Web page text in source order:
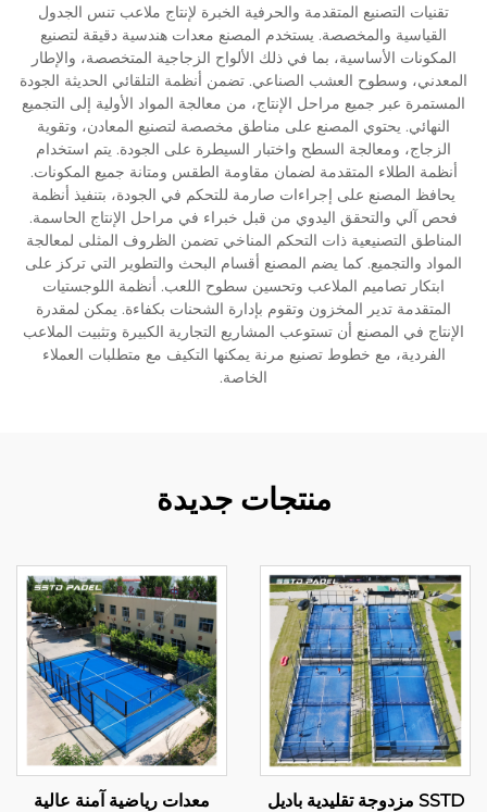
تقنيات التصنيع المتقدمة والحرفية الخبرة لإنتاج ملاعب تنس الجدول
القياسية والمخصصة. يستخدم المصنع معدات هندسية دقيقة لتصنيع
المكونات الأساسية، بما في ذلك الألواح الزجاجية المتخصصة، والإطار
المعدني، وسطوح العشب الصناعي. تضمن أنظمة التلقائي الحديثة الجودة
المستمرة عبر جميع مراحل الإنتاج، من معالجة المواد الأولية إلى التجميع
النهائي. يحتوي المصنع على مناطق مخصصة لتصنيع المعادن، وتقوية
الزجاج، ومعالجة السطح واختبار السيطرة على الجودة. يتم استخدام
أنظمة الطلاء المتقدمة لضمان مقاومة الطقس ومتانة جميع المكونات.
يحافظ المصنع على إجراءات صارمة للتحكم في الجودة، بتنفيذ أنظمة
فحص آلي والتحقق اليدوي من قبل خبراء في مراحل الإنتاج الحاسمة.
المناطق التصنيعية ذات التحكم المناخي تضمن الظروف المثلى لمعالجة
المواد والتجميع. كما يضم المصنع أقسام البحث والتطوير التي تركز على
ابتكار تصاميم الملاعب وتحسين سطوح اللعب. أنظمة اللوجستيات
المتقدمة تدير المخزون وتقوم بإدارة الشحنات بكفاءة. يمكن لمقدرة
الإنتاج في المصنع أن تستوعب المشاريع التجارية الكبيرة وتثبيت الملاعب
الفردية، مع خطوط تصنيع مرنة يمكنها التكيف مع متطلبات العملاء
الخاصة.
منتجات جديدة
SSTD مزدوجة تقليدية باديل
معدات رياضية آمنة عالية